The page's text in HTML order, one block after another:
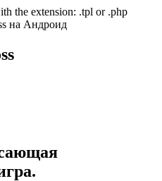
the extension: .tpl or .php